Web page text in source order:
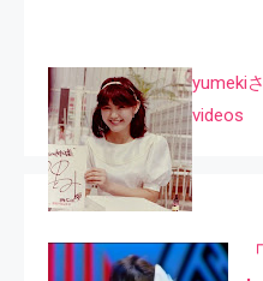
yumeki
videos